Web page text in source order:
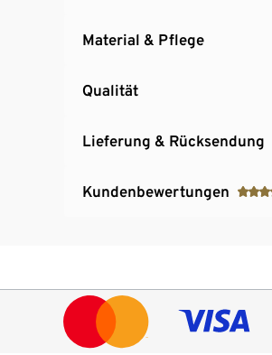
Material & Pflege
Qualität
Lieferung & Rücksendung
Kundenbewertungen